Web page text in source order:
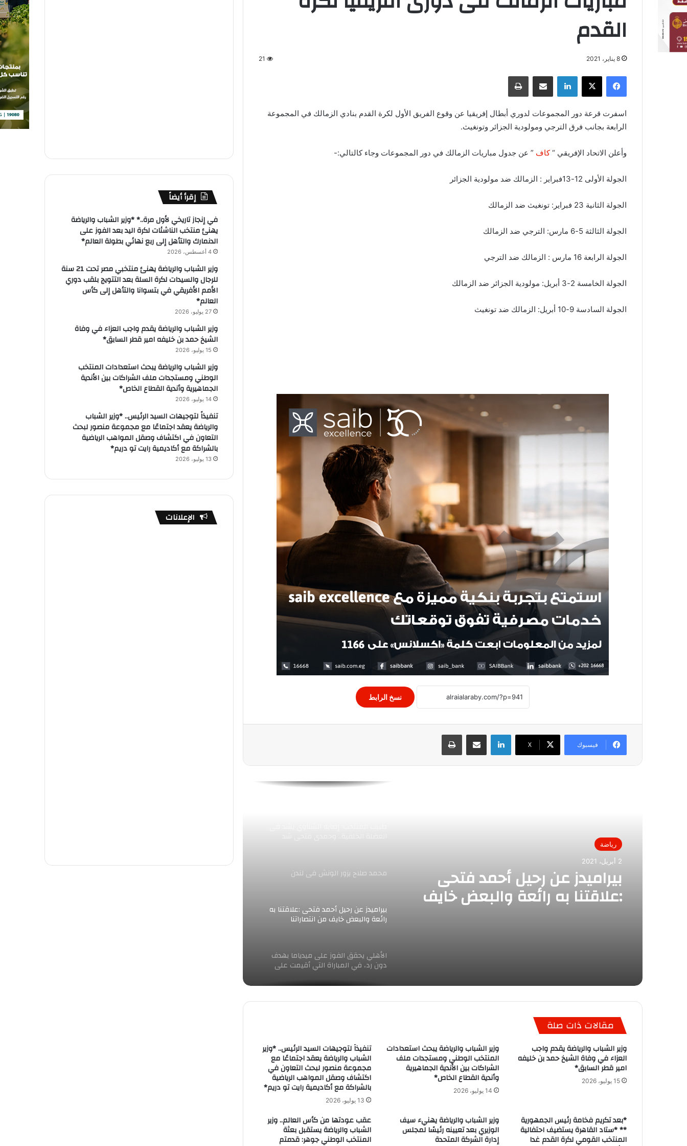
القدم
8 يناير، 2021 21
فيسبوك X لينكدإن مشاركة عبر البريد طباعة
اسفرت قرعة دور المجموعات لدوري أبطال إفريقيا عن وقوع الفريق الأول لكرة القدم بنادي الزمالك في المجموعة
الرابعة بجانب فرق الترجي ومولودية الجزائر وتونغيث.
وأعلن الاتحاد الإفريقي “كاف ” عن جدول مباريات الزمالك في دور المجموعات وجاء كالتالي:-
الجولة الأولى 12-13فبراير : الزمالك ضد مولودية الجزائر
الجولة الثانية 23 فبراير: تونغيث ضد الزمالك
الجولة الثالثة 5-6 مارس: الترجي ضد الزمالك
الجولة الرابعة 16 مارس : الزمالك ضد الترجي
الجولة الخامسة 2-3 أبريل: مولودية الجزائر ضد الزمالك
الجولة السادسة 9-10 أبريل: الزمالك ضد تونغيث
نسخ الرابط
فيسبوك X
لينكدإن مشاركة عبر البريد طباعة
رياضة
2 أبريل، 2021
بيراميدز عن رحيل أحمد فتحى
:علاقتنا به رائعة والبعض خايف
من انتصاراتنا
محمد حمزة يتأهل للدور الرئيسى ببطولة
الجائزة الكبرى للشيش مباشرة
الاهلى يواصل الاستعداد للرجاء المغربى
بالسوبر
المدير الفني للفريق الأول لكرة القدم
بالنادي الأهلي، …حققنا فوزًا مهمًّا على
محمد صلاح يزور الونش فى لندن
بيراميدز عن رحيل أحمد فتحى :علاقتنا به
رائعة والبعض خايف من انتصاراتنا
الأهلي يحقق الفوز على ميدياما بهدف
دون رد، في المباراة التي أقيمت على
وزير الشباب والرياضة يلتقي متدربي وحدة
وزير الرياضة يستقبل الفوج الاول من البعثة
المصرية بمطار القاهرة بعد انتهاء
منافساتهم فى دورة ألعاب البحر المتوسط
محمد حمزة يتأهل للدور الرئيسى ببطولة
الجائزة الكبرى للشيش مباشرة
الاهلى يواصل الاستعداد للرجاء المغربى
مقالات ذات صلة
وزير الشباب والرياضة يقدم واجب
العزاء في وفاة الشيخ حمد بن خليفه
امير قطر السابق*
15 يوليو، 2026
وزير الشباب والرياضة يبحث استعدادات
المنتخب الوطني ومستجدات ملف
الشراكات بين الأندية الجماهيرية
وأندية القطاع الخاص*
14 يوليو، 2026
تنفيذاً لتوجيهات السيد الرئيس.. *وزير
الشباب والرياضة يعقد اجتماعًا مع
مجموعة منصور لبحث التعاون في
اكتشاف وصقل المواهب الرياضية
بالشراكة مع أكاديمية رايت تو دريم*
13 يوليو، 2026
*بعد تكريم فخامة رئيس الجمهورية
** *ستاد القاهرة يستضيف احتفالية
المنتخب القومي لكرة القدم غدا
وزير الشباب والرياضة يهنيء سيف
الوزيري بعد تعيينه رئيسًا لمجلس
إدارة الشركة المتحدة
عقب عودتها من كأس العالم.. وزير
الشباب والرياضة يستقبل بعثة
المنتخب الوطني جوهر: قدمتم
إقرأ أيضاً
في إنجاز تاريخي لأول مرة..* *وزير الشباب والرياضة
يهنئ منتخب الناشئات لكرة اليد بعد الفوز على
الدنمارك والتأهل إلى ربع نهائي بطولة العالم*
4 أغسطس، 2026
وزير الشباب والرياضة يهنئ منتخبي مصر تحت 21 سنة
للرجال والسيدات لكرة السلة بعد التتويج بلقب دوري
الأمم الأفريقي في بتسوانا والتأهل إلى كأس
العالم*
27 يوليو، 2026
وزير الشباب والرياضة يقدم واجب العزاء في وفاة
الشيخ حمد بن خليفه امير قطر السابق*
15 يوليو، 2026
وزير الشباب والرياضة يبحث استعدادات المنتخب
الوطني ومستجدات ملف الشراكات بين الأندية
الجماهيرية وأندية القطاع الخاص*
14 يوليو، 2026
تنفيذاً لتوجيهات السيد الرئيس.. *وزير الشباب
والرياضة يعقد اجتماعًا مع مجموعة منصور لبحث
التعاون في اكتشاف وصقل المواهب الرياضية
بالشراكة مع أكاديمية رايت تو دريم*
13 يوليو، 2026
الإعلانات